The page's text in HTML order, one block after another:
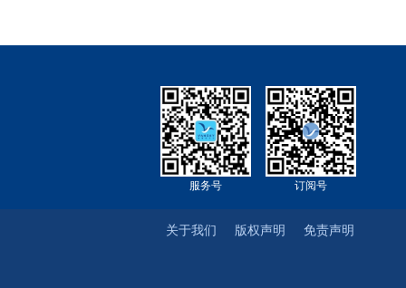
订阅号
服务号
免责声明
版权声明
关于我们